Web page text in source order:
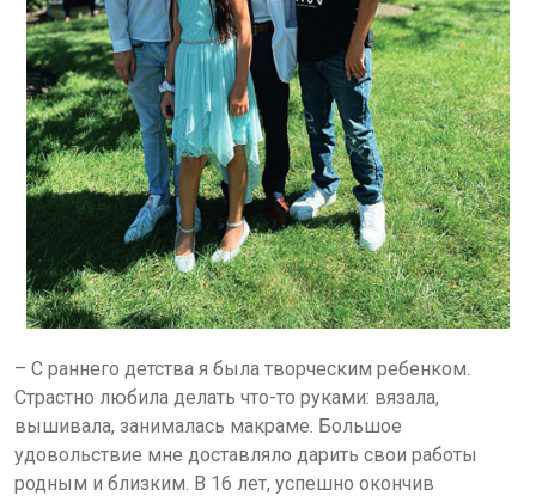
– С раннего детства я была творческим ребенком.
Страстно любила делать что-то руками: вязала,
вышивала, занималась макраме. Большое
удовольствие мне доставляло дарить свои работы
родным и близким. В 16 лет, успешно окончив